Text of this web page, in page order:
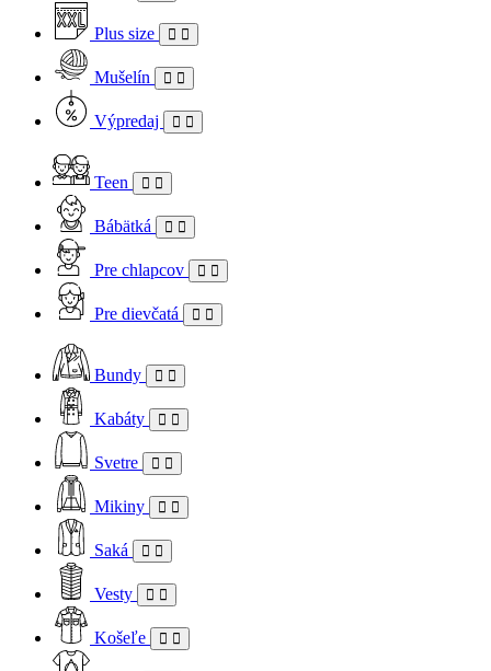
Plus size
Mušelín
Výpredaj
Teen
Bábätká
Pre chlapcov
Pre dievčatá
Bundy
Kabáty
Svetre
Mikiny
Saká
Vesty
Košeľe